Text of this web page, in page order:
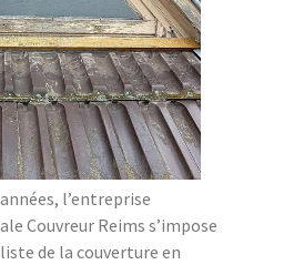
l’entreprise
Couvreur Reims s’impose
de la couverture en